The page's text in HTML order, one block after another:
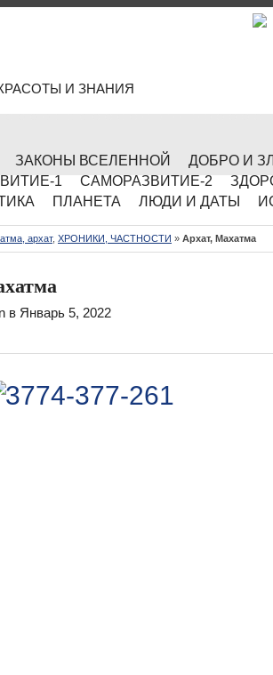
И ЗНАНИЯ
ЗАКОНЫ ВСЕЛЕННОЙ
ДОБРО И
1
САМОРАЗВИТИЕ-2
ПЛАНЕТА ЛЮДИ И ДАТЫ
архат, ХРОНИКИ, ЧАСТНОСТИ » Архат, Махатма
в Январь 5, 2022